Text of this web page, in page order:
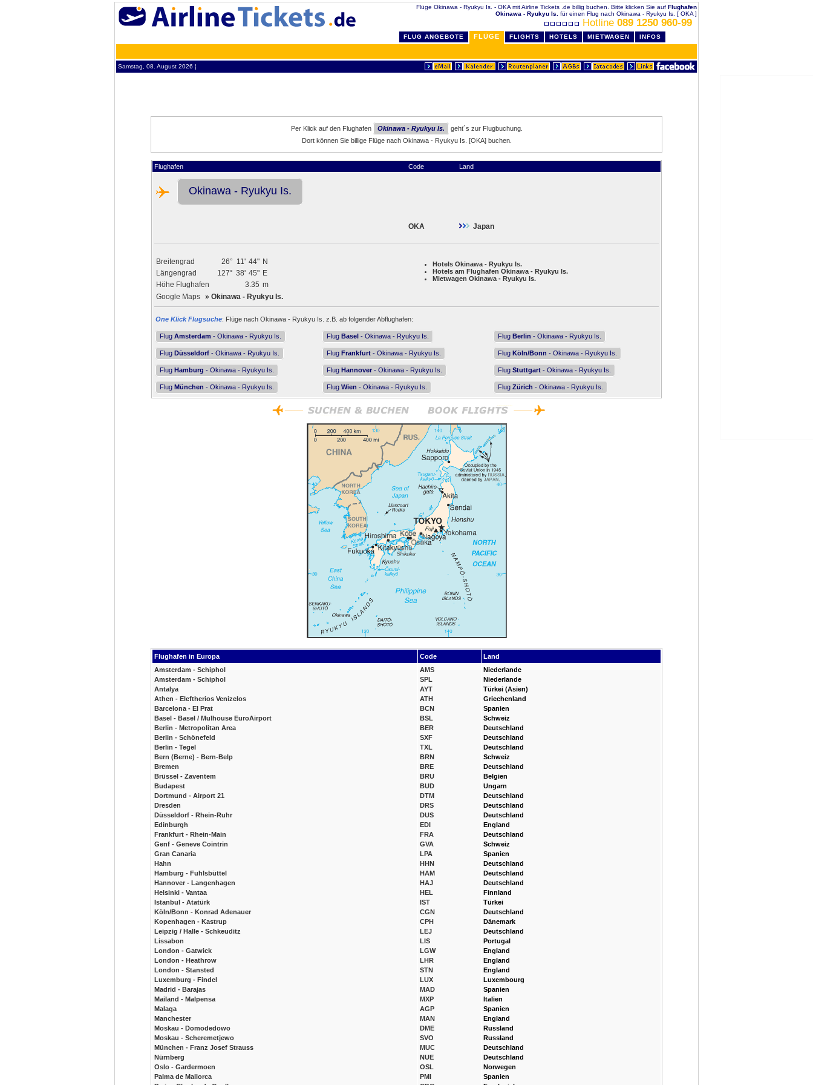
Flüge Okinawa - Ryukyu Is. - OKA mit Airline Tickets .de billig buchen. Bitte klicken Sie auf Flughafen
Okinawa - Ryukyu Is.
für einen Flug nach Okinawa - Ryukyu Is. [ OKA ]
Hotline 089 1250 960-99
FLUG ANGEBOTE FLÜGE FLIGHTS HOTELS MIETWAGEN INFOS
Samstag, 08. August 2026 ¦
Per Klick auf den Flughafen Okinawa - Ryukyu Is.
geht´s zur Flugbuchung.
Dort können Sie billige Flüge nach Okinawa - Ryukyu Is. [OKA] buchen.
Flughafen Code Land
Okinawa - Ryukyu Is.
OKA Japan
Breitengrad 26° 11' 44" N
Längengrad
127° 38' 45" E
Höhe Flughafen
3.35 m
Google Maps » Okinawa - Ryukyu Is.
Hotels Okinawa - Ryukyu Is.
Hotels am Flughafen Okinawa - Ryukyu Is.
Mietwagen Okinawa - Ryukyu Is.
One Klick Flugsuche: Flüge nach Okinawa - Ryukyu Is. z.B. ab folgender Abflughafen:
Flug Amsterdam - Okinawa - Ryukyu Is. Flug Basel - Okinawa - Ryukyu Is. Flug Berlin - Okinawa - Ryukyu Is.
Flug Düsseldorf - Okinawa - Ryukyu Is. Flug Frankfurt - Okinawa - Ryukyu Is. Flug Köln/Bonn - Okinawa - Ryukyu Is.
Flug Hamburg - Okinawa - Ryukyu Is. Flug Hannover - Okinawa - Ryukyu Is. Flug Stuttgart - Okinawa - Ryukyu Is.
Flug München - Okinawa - Ryukyu Is. Flug Wien - Okinawa - Ryukyu Is. Flug Zürich - Okinawa - Ryukyu Is.
Flughafen in Europa Code
Land
Amsterdam - Schiphol
Amsterdam - Schiphol
Antalya
Athen - Eleftherios Venizelos
Barcelona - El Prat
Basel - Basel / Mulhouse EuroAirport
Berlin - Metropolitan Area
Berlin - Schönefeld
Berlin - Tegel
Bern (Berne) - Bern-Belp
Bremen
Brüssel - Zaventem
Budapest
Dortmund - Airport 21
Dresden
Düsseldorf - Rhein-Ruhr
Edinburgh
Frankfurt - Rhein-Main
Genf - Geneve Cointrin
Gran Canaria
Hahn
Hamburg - Fuhlsbüttel
Hannover - Langenhagen
Helsinki - Vantaa
Istanbul - Atatürk
Köln/Bonn - Konrad Adenauer
Kopenhagen - Kastrup
Leipzig / Halle - Schkeuditz
Lissabon
London - Gatwick
London - Heathrow
London - Stansted
Luxemburg - Findel
Madrid - Barajas
Mailand - Malpensa
Malaga
Manchester
Moskau - Domodedowo
Moskau - Scheremetjewo
München - Franz Josef Strauss
Nürnberg
Oslo - Gardermoen
Palma de Mallorca
AMS
SPL
AYT
ATH
BCN
BSL
BER
SXF
TXL
BRN
BRE
BRU
BUD
DTM
DRS
DUS
EDI
FRA
GVA
LPA
HHN
HAM
HAJ
HEL
IST
CGN
CPH
LEJ
LIS
LGW
LHR
STN
LUX
MAD
MXP
AGP
MAN
DME
SVO
MUC
NUE
OSL
PMI
Niederlande
Niederlande
Türkei (Asien)
Griechenland
Spanien
Schweiz
Deutschland
Deutschland
Deutschland
Schweiz
Deutschland
Belgien
Ungarn
Deutschland
Deutschland
Deutschland
England
Deutschland
Schweiz
Spanien
Deutschland
Deutschland
Deutschland
Finnland
Türkei
Deutschland
Dänemark
Deutschland
Portugal
England
England
England
Luxembourg
Spanien
Italien
Spanien
England
Russland
Russland
Deutschland
Deutschland
Norwegen
Spanien